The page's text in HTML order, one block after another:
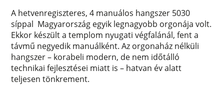
A hetvenregiszteres, 4 manuálos hangszer 5030
síppal Magyarország egyik legnagyobb orgonája volt.
Ekkor készült a templom nyugati végfalánál, fent a
távmű negyedik manuálként. Az orgonaház nélküli
hangszer – korabeli modern, de nem időtálló
technikai fejlesztései miatt is – hatvan év alatt
teljesen tönkrement.